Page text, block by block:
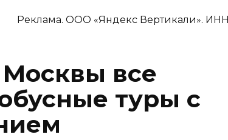
Реклама. ООО «Яндекс Вертикали».
все
туры с